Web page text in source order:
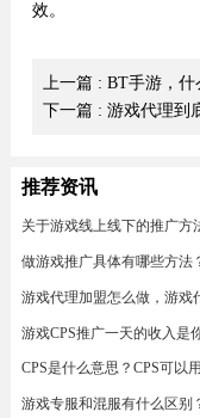
效。
上一篇 : BT手游，什
下一篇 : 游戏代理到
推荐资讯
关于游戏线上线下的推广方
做游戏推广具体有哪些方法
CPS是什么意思？CPS可以
游戏专服和混服有什么区别